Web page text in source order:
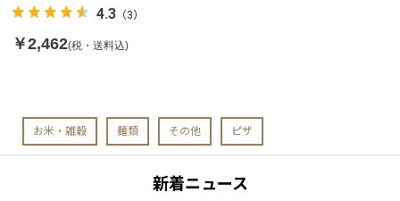
4.3 （3）
￥2,462(税・送料込)
お米・雑穀 麺類 その他 ピザ
新着ニュース